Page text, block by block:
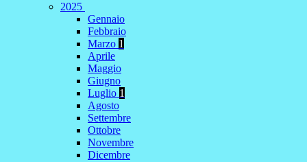
2025
Gennaio
Febbraio
Marzo 1
Aprile
Maggio
Giugno
Luglio 1
Agosto
Settembre
Ottobre
Novembre
Dicembre